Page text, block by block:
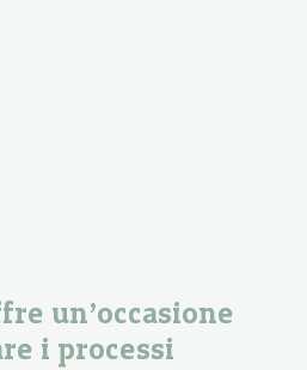
un’occasione
i processi